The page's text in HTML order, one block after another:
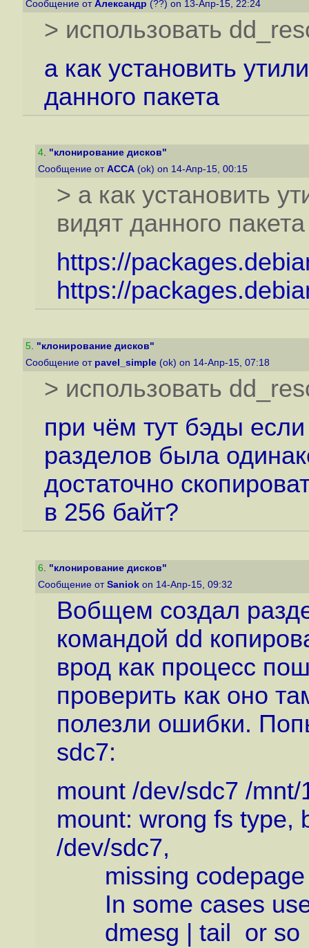
Сообщение от Александр (??) on 13-Апр-15, 22:24
> использовать
а как установить
данного пакета
4. "клонирование дисков"
Сообщение от ACCA (ok) on 14-Апр-15, 00:15
> а как установить
видят данного пакета
https://
https://
5. "клонирование дисков"
Сообщение от pavel_simple (ok) on 14-Апр-15, 07:18
> использовать
при чём тут бэды
разделов была
достаточно
в 256 байт?
6. "клонирование дисков"
Сообщение от Saniok on 14-Апр-15, 09:32
Вобщем создал
командой dd
врод как процесс
проверить как оно
полезли ошибки.
sdc7:
mount /dev/sdc7 /mnt/
mount: wrong fs type,
/dev/sdc7,
missing codepage
In some cases
dmesg | tail or so